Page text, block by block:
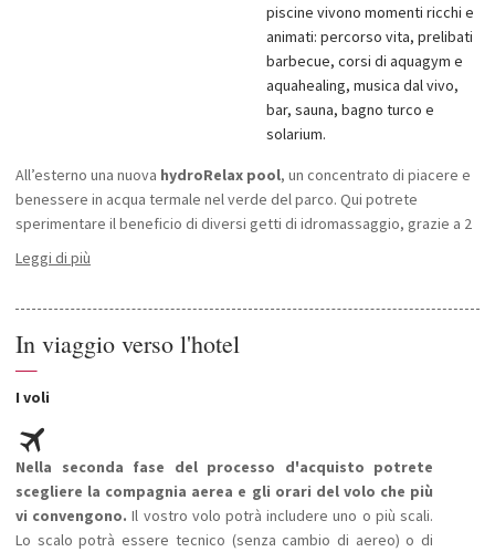
piscine vivono momenti ricchi e
animati: percorso vita, prelibati
barbecue, corsi di aquagym e
aquahealing, musica dal vivo,
bar, sauna, bagno turco e
solarium.
All’esterno una nuova hydroRelax pool, un concentrato di piacere e
benessere in acqua termale nel verde del parco. Qui potrete
sperimentare il beneficio di diversi getti di idromassaggio, grazie a 2
getti per idromassaggio incrociato (energico idro-massaggio sulle
diverse fasce muscolari del corpo e benefico effetto sulla
cervicale (effetti distensivi e rilassanti sulle vertebre cervicali), ed 1
panca idromassaggio (buona attivazione della circolazione a livello
lombare).
culturali
sportivi vi è una palestraa disposizione, se invece preferite le
sessioni digolftroverete 3 campi da golf in un perimetro di 6 km.
Inoltre dall'hotel parte una pista ciclabile di 64 km.
Se volete rilassarvi potete scegliere anche tra la sauna, il bagno turco
Leggi di più
In viaggio verso l'hotel
—
I voli
Nella seconda fase del processo d'acquisto potrete
scegliere la compagnia aerea e gli orari del volo che più
vi convengono. Il vostro volo potrà includere uno o più scali.
Lo scalo potrà essere tecnico (senza cambio di aereo) o di